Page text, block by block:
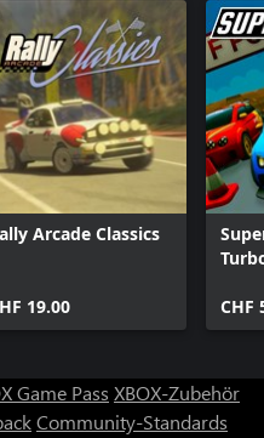
Arcade Classics
19.00 CHF
Game Pass XBOX-Zubehör
Community-Standards